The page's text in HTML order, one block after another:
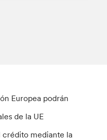
Europea podrán
de la UE
mediante la